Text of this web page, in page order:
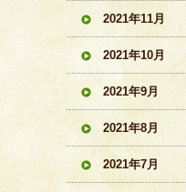
2021年11月
2021年10月
2021年9月
2021年8月
2021年7月